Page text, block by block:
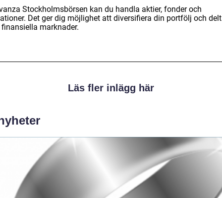
Stockholmsbörsen kan du handla aktier, fonder och
Det ger dig möjlighet att diversifiera din portfölj och
marknader.
Läs fler inlägg här